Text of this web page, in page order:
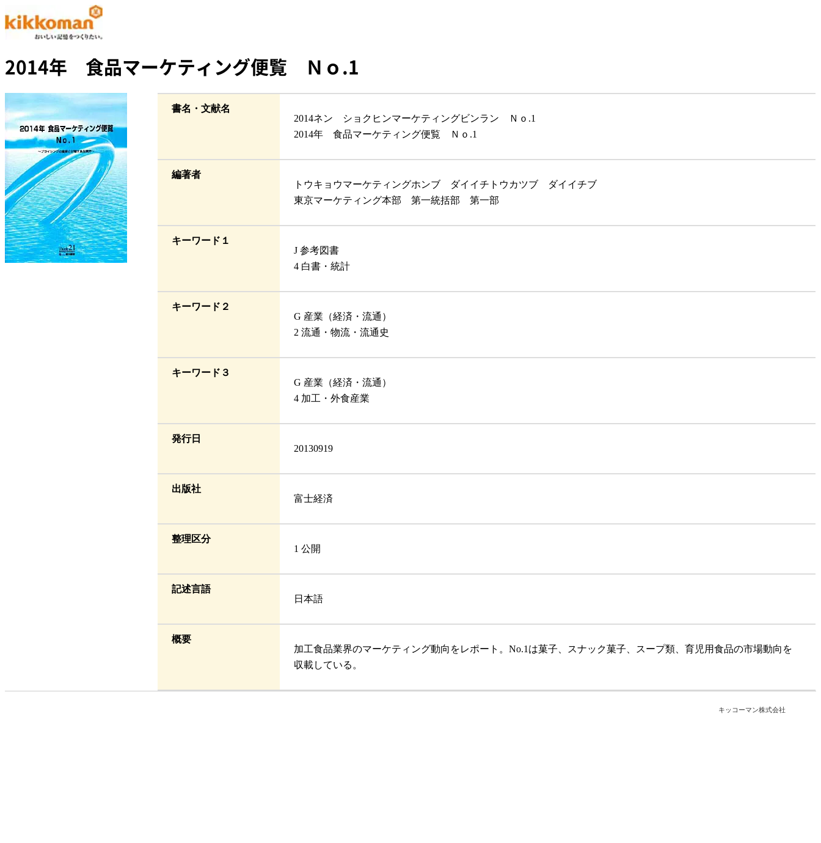
2014年 食品マーケティング便覧 Ｎｏ.1
書名・文献名
2014ネン ショクヒンマーケティングビンラン Ｎｏ.1
2014年 食品マーケティング便覧 Ｎｏ.1
編著者
トウキョウマーケティングホンブ ダイイチトウカツブ ダイイチブ
東京マーケティング本部 第一統括部 第一部
キーワード１
J 参考図書
4 白書・統計
キーワード２
G 産業（経済・流通）
2 流通・物流・流通史
キーワード３
G 産業（経済・流通）
4 加工・外食産業
発行日
20130919
出版社
富士経済
整理区分
1 公開
記述言語
日本語
概要
加工食品業界のマーケティング動向をレポート。No.1は菓子、スナック菓子、スープ類、育児用食品の市場動向を
収載している。
キッコーマン株式会社